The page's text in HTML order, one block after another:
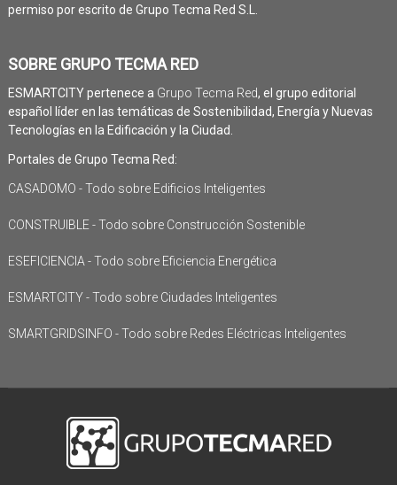
permiso por escrito de Grupo Tecma Red S.L.
SOBRE GRUPO TECMA RED
ESMARTCITY pertenece a Grupo Tecma Red, el grupo editorial
español líder en las temáticas de Sostenibilidad, Energía y Nuevas
Tecnologías en la Edificación y la Ciudad.
Portales de Grupo Tecma Red:
CASADOMO - Todo sobre Edificios Inteligentes
CONSTRUIBLE - Todo sobre Construcción Sostenible
ESEFICIENCIA - Todo sobre Eficiencia Energética
ESMARTCITY - Todo sobre Ciudades Inteligentes
SMARTGRIDSINFO - Todo sobre Redes Eléctricas Inteligentes